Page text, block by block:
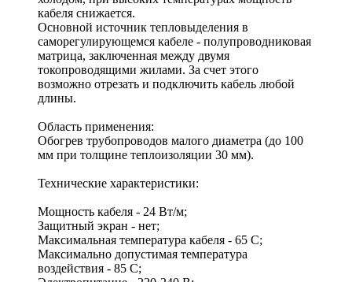
кабеля снижается.
Основной источник тепловыделения в
саморегулирующемся кабеле - полупроводниковая
матрица, заключенная между двумя
токопроводящими жилами. За счет этого
возможно отрезать и подключить кабель любой
длины.
Область применения:
Обогрев трубопроводов малого диаметра (до 100
мм при толщине теплоизоляции 30 мм).
Технические характеристики:
Мощность кабеля - 24 Вт/м;
Защитный экран - нет;
Максимальная температура кабеля - 65 С;
Максимально допустимая температура
воздействия - 85 С;